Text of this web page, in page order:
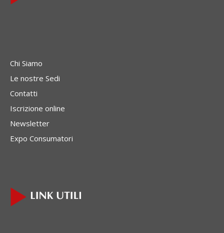
Chi Siamo
Le nostre Sedi
Contatti
Iscrizione online
Newsletter
Expo Consumatori